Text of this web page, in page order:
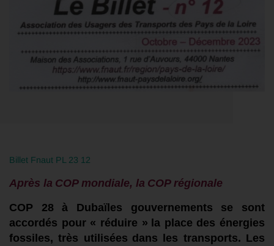
Billet Fnaut PL 23 12
Après la COP mondiale, la COP régionale
COP 28à Dubaïles gouvernements se sont
accordés pour « réduire » la place des énergies
fossiles,très utilisées dans les transports. Les